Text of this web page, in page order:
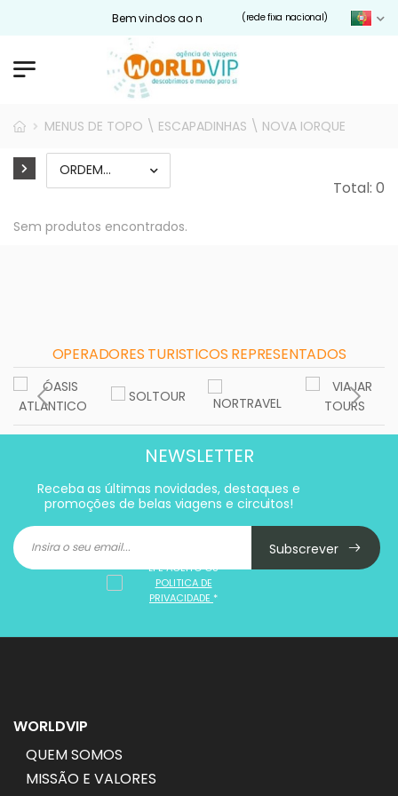
Bem vindos ao nosso site Worldvip.pt
(rede fixa nacional)
MENUS DE TOPO \ ESCAPADINHAS \ NOVA IORQUE
Total: 0
Sem produtos encontrados.
OPERADORES TURISTICOS REPRESENTADOS
NEWSLETTER
Receba as últimas novidades, destaques e
promoções de belas viagens e circuitos!
Subscrever
LI E ACEITO OS
POLITICA DE
PRIVACIDADE *
WORLDVIP
QUEM SOMOS
MISSÃO E VALORES